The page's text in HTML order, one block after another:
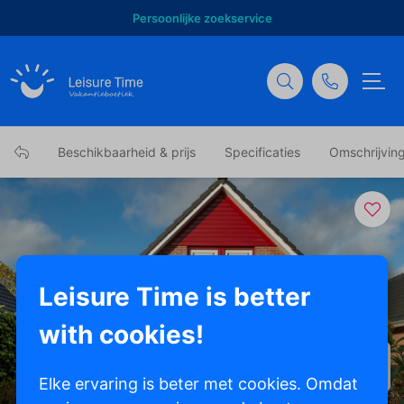
Persoonlijke zoekservice
Beschikbaarheid & prijs Specificaties
Leisure Time is better
with cookies!
Elke ervaring is beter met cookies. Omdat